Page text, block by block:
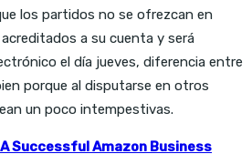
los partidos no se ofrezcan en
a su cuenta y será
el día jueves, diferencia entre
porque al disputarse en otros
un poco intempestivas.
Successful Amazon Business